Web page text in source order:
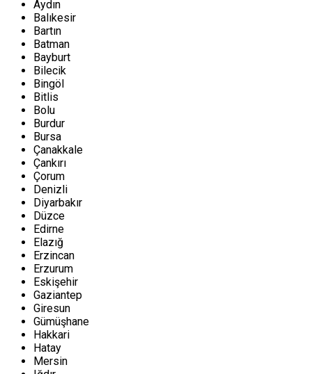
Aydın
Balıkesir
Bartın
Batman
Bayburt
Bilecik
Bingöl
Bitlis
Bolu
Burdur
Bursa
Çanakkale
Çankırı
Çorum
Denizli
Diyarbakır
Düzce
Edirne
Elazığ
Erzincan
Erzurum
Eskişehir
Gaziantep
Giresun
Gümüşhane
Hakkari
Hatay
Mersin